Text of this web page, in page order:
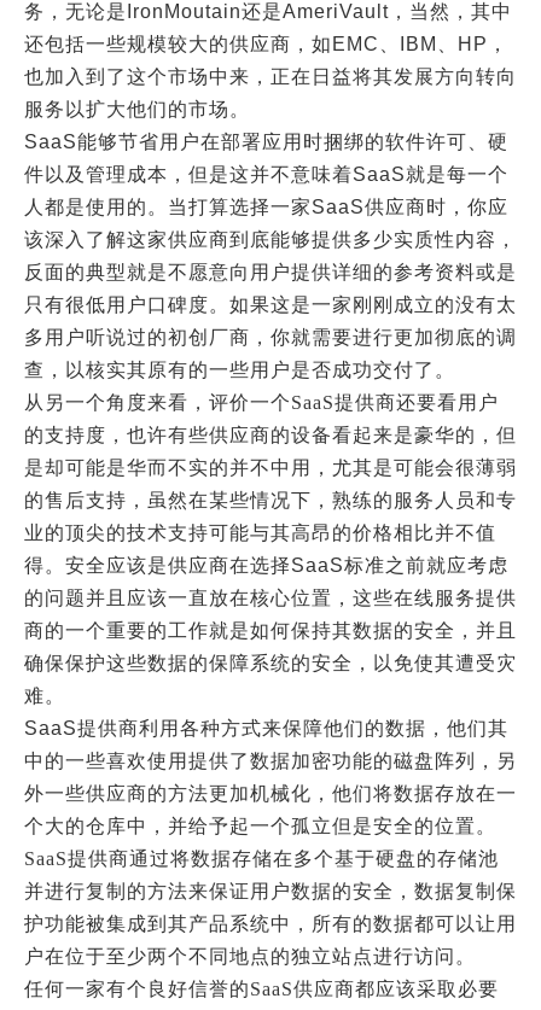
务，无论是 IronMoutain还是AmeriVault ，当然，其中
还包括一些规模较大的供应商，如 EMC IBM HP ，
也加入到了这个市场中来，正在日益将其发展方向转向
服务以扩大他们的市场。
SaaS能够节省用户在部署应用时捆绑的软件许可、硬
件以及管理成本，但是这并不意味着SaaS就是每一个
人都是使用的。当打算选择一家SaaS供应商时，你应
该深入了解这家供应商到底能够提供多少实质性内容，
反面的典型就是不愿意向用户提供详细的参考资料或是
只有很低用户口碑度。如果这是一家刚刚成立的没有太
多用户听说过的初创厂商，你就需要进行更加彻底的调
查，以核实其原有的一些用户是否成功交付了。
从另一个角度来看，评价一个SaaS提供商还要看用户
的支持度，也许有些供应商的设备看起来是豪华的，但
是却可能是华而不实的并不中用，尤其是可能会很薄弱
的售后支持，虽然在某些情况下，熟练的服务人员和专
业的顶尖的技术支持可能与其高昂的价格相比并不值
得。安全应该是供应商在选择SaaS标准之前就应考虑
的问题并且应该一直放在核心位置，这些在线服务提供
商的一个重要的工作就是如何保持其数据的安全，并且
确保保护这些数据的保障系统的安全，以免使其遭受灾
难。
SaaS提供商利用各种方式来保障他们的数据，他们其
中的一些喜欢使用提供了数据加密功能的磁盘阵列，另
外一些供应商的方法更加机械化，他们将数据存放在一
个大的仓库中，并给予起一个孤立但是安全的位置。
SaaS提供商通过将数据存储在多个基于硬盘的存储池
并进行复制的方法来保证用户数据的安全，数据复制保
护功能被集成到其产品系统中，所有的数据都可以让用
户在位于至少两个不同地点的独立站点进行访问。
任何一家有个良好信誉的SaaS供应商都应该采取必要